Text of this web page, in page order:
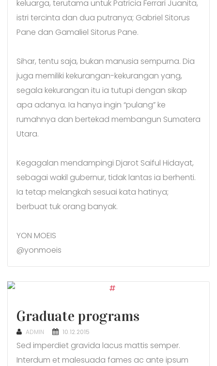
keluarga, terutama untuk Patricia Ferrari Juanita,
istri tercinta dan dua putranya; Gabriel Sitorus
Pane dan Gamaliel Sitorus Pane.
Sihar, tentu saja, bukan manusia sempurna. Dia
juga memiliki kekurangan-kekurangan yang,
segala kekurangan itu ia tutupi dengan sikap
apa adanya. Ia hanya ingin “pulang” ke
rumahnya dan bertekad membangun Sumatera
Utara.
Kegagalan mendampingi Djarot Saiful Hidayat,
sebagai wakil gubernur, tidak lantas ia berhenti.
Ia tetap melangkah sesuai kata hatinya;
berbuat tuk orang banyak.
YON MOEIS
@yonmoeis
Graduate programs
ADMIN
POSTED
10.12.2015
Sed imperdiet gravida lacus mattis semper.
Interdum et malesuada fames ac ante ipsum